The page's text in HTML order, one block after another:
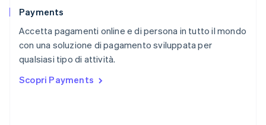
Payments
Accetta pagamenti online e di persona in tutto il mondo
con una soluzione di pagamento sviluppata per
qualsiasi tipo di attività.
Scopri Payments
Português
English简体中文
Regno Unito
English
English